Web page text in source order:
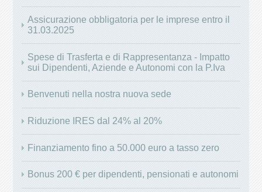
Assicurazione obbligatoria per le imprese entro il
31.03.2025
Spese di Trasferta e di Rappresentanza - Impatto
sui Dipendenti, Aziende e Autonomi con la P.Iva
Benvenuti nella nostra nuova sede
Riduzione IRES dal 24% al 20%
Finanziamento fino a 50.000 euro a tasso zero
Bonus 200 € per dipendenti, pensionati e autonomi